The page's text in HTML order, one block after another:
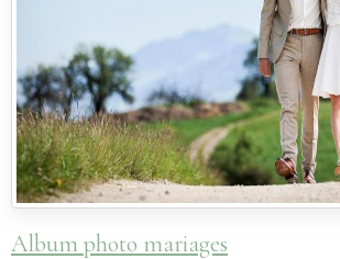
Album photo mariages